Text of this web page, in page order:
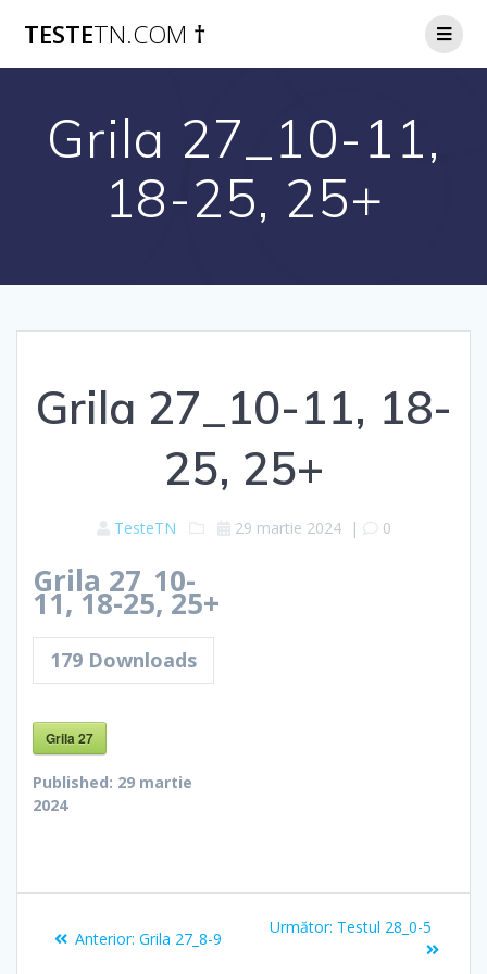
TESTETN.COM †
Grila 27_10-11,
18-25, 25+
Grila 27_10-11, 18-
25, 25+
TesteTN 29 martie 2024| 0
Grila 27_10-
11, 18-25, 25+
179 Downloads
Grila 27
Published: 29 martie
2024
Anterior: Articolul
Grila 27_8-9
Următor: Articolul
Testul 28_0-5